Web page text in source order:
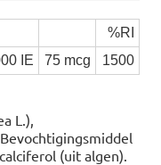
%RI
IE 75 mcg 1500
L.),
(uit algen).